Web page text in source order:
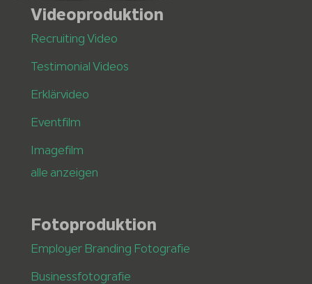
Videoproduktion
Recruiting Video
Testimonial Videos
Erklärvideo
Eventfilm
Imagefilm
alle anzeigen
Fotoproduktion
Employer Branding Fotografie
Businessfotografie